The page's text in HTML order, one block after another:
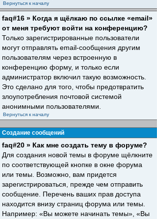
Вернуться к началу
faq#16 » Когда я щёлкаю по ссылке «email»
от меня требуют войти на конференцию?
Только зарегистрированные пользователи
могут отправлять email-сообщения другим
пользователям через встроенную в
конференцию форму, и только если
администратор включил такую возможность.
Это сделано для того, чтобы предотвратить
злоупотребления почтовой системой
анонимными пользователями.
Вернуться к началу
Создание сообщений
faq#20 » Как мне создать тему в форуме?
Для создания новой темы в форуме щёлкните
по соответствующей кнопке в окне форума
или темы. Возможно, вам придется
зарегистрироваться, прежде чем отправить
сообщение. Перечень ваших прав доступа
находится внизу страниц форума или темы.
Например: «Вы можете начинать темы», «Вы